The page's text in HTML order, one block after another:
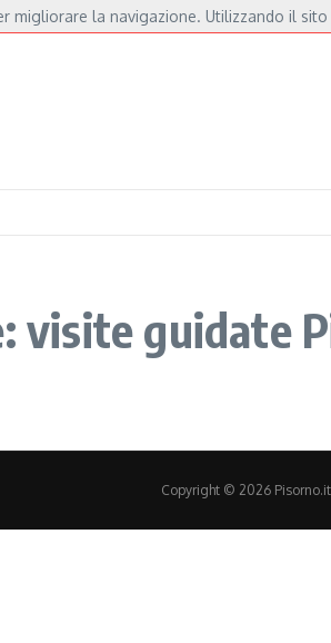
è un atto d’amore per De André e Fossati
visite guidate
Copyright © 2026
migliorare la navigazione. Utilizzando il